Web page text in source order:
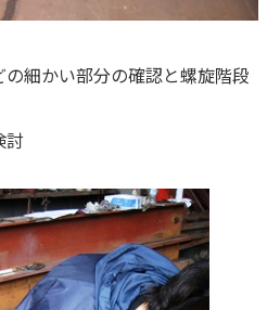
細かい部分の確認と螺旋階段
討